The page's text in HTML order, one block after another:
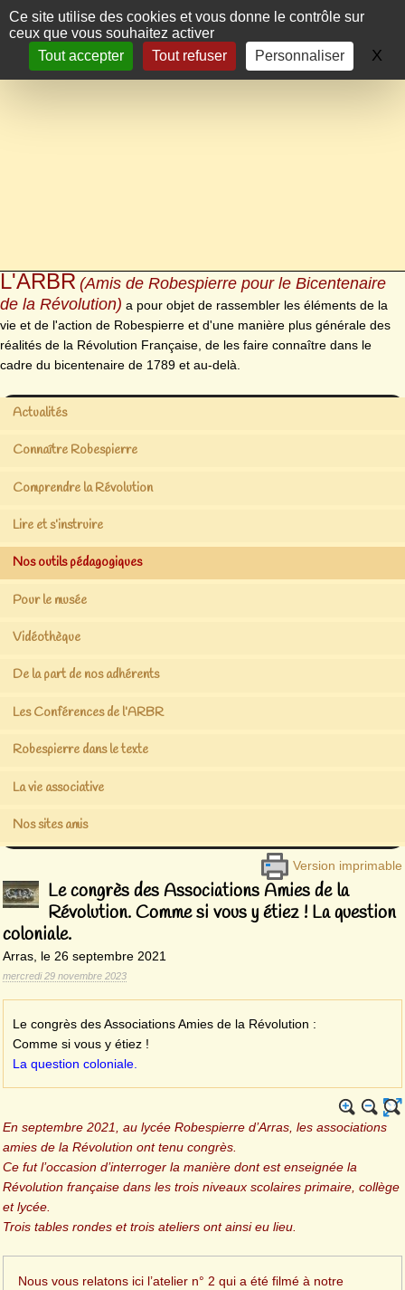
Panneau de gestion des cookies
Ce site utilise des cookies et vous donne le contrôle sur
ceux que vous souhaitez activer
Tout accepter
Tout refuser Personnaliser X
L'ARBR (Amis de Robespierre pour le Bicentenaire
de la Révolution) a pour objet de rassembler les éléments de la
vie et de l'action de Robespierre et d'une manière plus générale des
réalités de la Révolution Française, de les faire connaître dans le
cadre du bicentenaire de 1789 et au-delà.
Actualités
Connaître Robespierre
Comprendre la Révolution
Lire et s’instruire
Nos outils pédagogiques
Pour le musée
Vidéothèque
De la part de nos adhérents
Les Conférences de l’ARBR
Robespierre dans le texte
La vie associative
Nos sites amis
Version imprimable
Le congrès des Associations Amies de la
Révolution. Comme si vous y étiez ! La question
coloniale.
Arras, le 26 septembre 2021
mercredi 29 novembre 2023
Le congrès des Associations Amies de la Révolution :
Comme si vous y étiez !
La question coloniale.
En septembre 2021, au lycée Robespierre d’Arras, les associations
amies de la Révolution ont tenu congrès.
Ce fut l’occasion d’interroger la manière dont est enseignée la
Révolution française dans les trois niveaux scolaires primaire, collège
et lycée.
Trois tables rondes et trois ateliers ont ainsi eu lieu.
Nous vous relatons ici l’atelier n° 2 qui a été filmé à notre